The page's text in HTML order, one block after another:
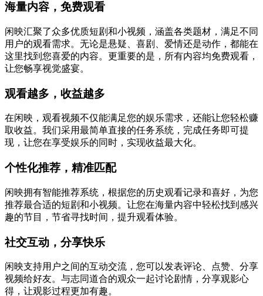
海量内容，免费观看
闲映汇聚了众多优质短剧和小视频，涵盖各类题材，满足不同
用户的观看需求。无论是悬疑、喜剧、爱情还是动作，都能在
这里找到您喜爱的内容。更重要的是，所有内容均免费观看，
让您畅享视觉盛宴。
观看越多，收益越多
在闲映，观看视频不仅能满足您的娱乐需求，还能让您轻松赚
取收益。我们采用最简单直接的任务系统，完成任务即可提
现，让您在享受娱乐的同时，实现收益最大化。
个性化推荐，精准匹配
闲映拥有智能推荐系统，根据您的历史观看记录和喜好，为您
推荐最合适的短剧和小视频。让您在海量内容中轻松找到感兴
趣的节目，节省寻找时间，提升观看体验。
社交互动，分享快乐
闲映支持用户之间的互动交流，您可以发表评论、点赞、分享
视频给好友。与志同道合的观众一起讨论剧情，分享观影心
得，让观影过程更加有趣。